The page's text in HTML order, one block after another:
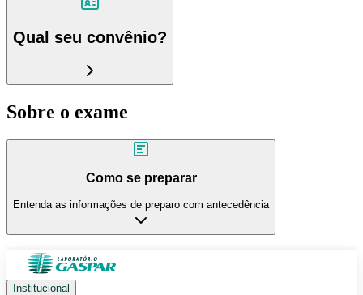
Qual seu convênio?
Sobre o exame
Como se preparar
Entenda as informações de preparo com antecedência
Institucional